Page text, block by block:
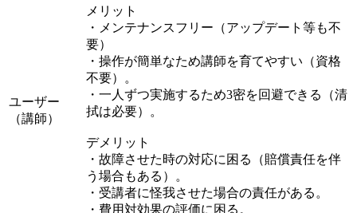
ユーザー
（講師）
メリット
・メンテナンスフリー（アップデート等も不
要）
・操作が簡単なため講師を育てやすい（資格
不要）。
・一人ずつ実施するため3密を回避できる（清
拭は必要）。
デメリット
・故障させた時の対応に困る（賠償責任を伴
う場合もある）。
・受講者に怪我させた場合の責任がある。
・費用対効果の評価に困る。